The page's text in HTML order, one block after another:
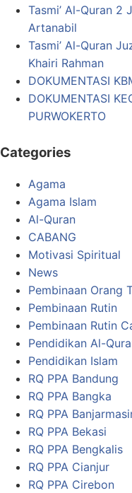
Tasmi’ Al-Quran 2
Artanabil
Tasmi’ Al-Quran
Khairi Rahman
DOKUMENTASI
DOKUMENTASI
PURWOKERTO
Categories
Agama
Agama Islam
Al-Quran
CABANG
Motivasi Spiritual
News
Pembinaan Orang
Pembinaan Rutin
Pembinaan Rutin
Pendidikan Al-
Pendidikan Islam
RQ PPA Bandung
RQ PPA Bangka
RQ PPA
RQ PPA Bekasi
RQ PPA Bengkalis
RQ PPA Cianjur
RQ PPA Cirebon